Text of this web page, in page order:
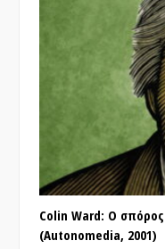
Colin Ward: Ο
(Autonomedia, 2001)